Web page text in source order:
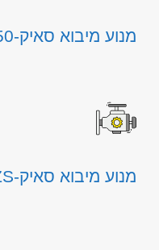
מנוע מיבוא סאיק-MG 550
מנוע מיבוא סאיק-MG ZS